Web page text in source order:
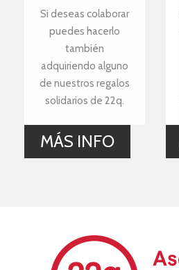
Si deseas colaborar
puedes hacerlo
también
adquiriendo alguno
de nuestros regalos
solidarios de 22q.
MÁS INFO